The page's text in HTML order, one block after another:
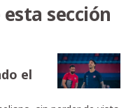
sección
el